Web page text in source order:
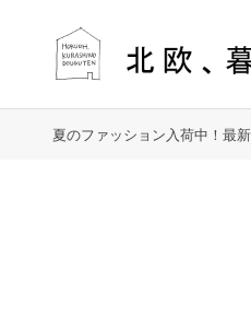
夏のファッション入荷中！最